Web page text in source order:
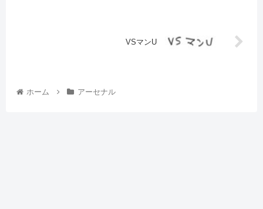
VSマンU
ホーム アーセナル